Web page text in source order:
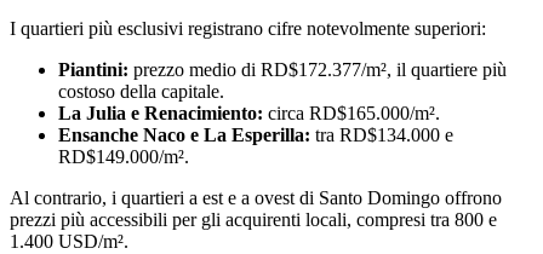
I quartieri più esclusivi registrano cifre notevolmente superiori:
Piantini: prezzo medio di RD$172.377/m², il quartiere più
costoso della capitale.
La Julia e Renacimiento: circa RD$165.000/m².
Ensanche Naco e La Esperilla: tra RD$134.000 e
RD$149.000/m².
Al contrario, i quartieri a est e a ovest di Santo Domingo offrono
prezzi più accessibili per gli acquirenti locali, compresi tra 800 e
1.400 USD/m².